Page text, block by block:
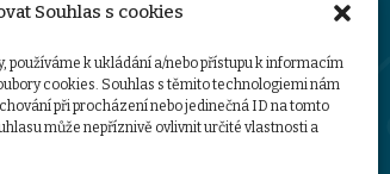
Souhlas s cookies
používáme k ukládání a/nebo přístupu k informacím
cookies. Souhlas s těmito technologiemi nám
při procházení nebo jedinečná ID na tomto
může nepříznivě ovlivnit určité vlastnosti a
poskytování informací